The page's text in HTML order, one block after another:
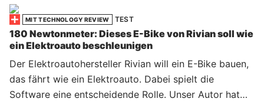
MIT TECHNOLOGY REVIEW TEST
180 Newtonmeter: Dieses E-Bike von Rivian soll wie
ein Elektroauto beschleunigen
Der Elektroautohersteller Rivian will ein E-Bike bauen,
das fährt wie ein Elektroauto. Dabei spielt die
Software eine entscheidende Rolle. Unser Autor hat…